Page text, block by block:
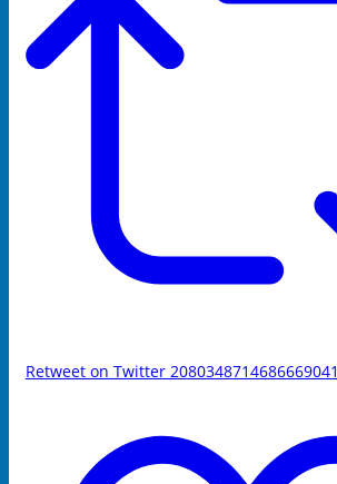
Retweet on Twitter 2080348714686669041